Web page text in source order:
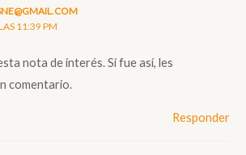
11:39 PM
nota de interés. Si fue así, les
comentario.
Responder